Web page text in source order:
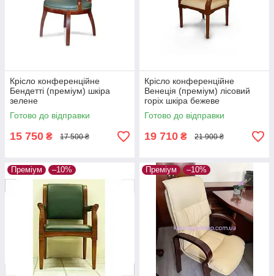
Крісло конференційне
Бендетті (преміум) шкіра
зелене
Готово до відправки
15 750 ₴ 17 500 ₴
Крісло конференційне
Венеція (преміум) лісовий
горіх шкіра бежеве
Готово до відправки
19 710 ₴ 21 900 ₴
Преміум –10% Преміум –10%